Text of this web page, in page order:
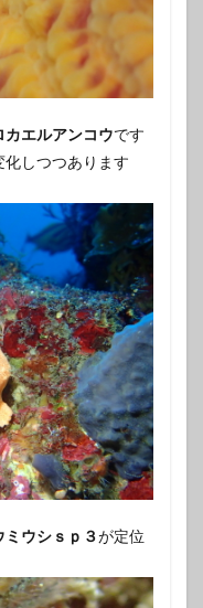
カエルアンコウです
しつつあります
ミウシｓｐ３が定位